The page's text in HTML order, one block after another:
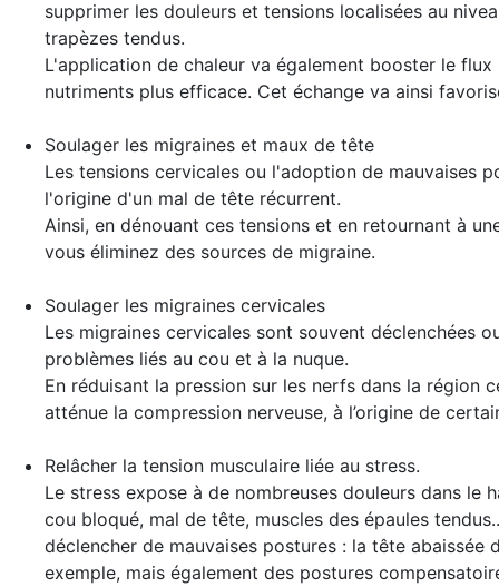
supprimer les douleurs et tensions localisées au
trapèzes tendus.
L'application de chaleur va également booster le
nutriments plus efficace. Cet échange va ainsi
Soulager les migraines et maux de tête
Les tensions cervicales ou l'adoption de mauvaises
l'origine d'un mal de tête récurrent.
Ainsi, en dénouant ces tensions et en retournant à
vous éliminez des sources de migraine.
Soulager les migraines cervicales
Les migraines cervicales sont souvent déclenchées
problèmes liés au cou et à la nuque.
En réduisant la pression sur les nerfs dans la région
atténue la compression nerveuse, à l’origine de
Relâcher la tension musculaire liée au stress.
Le stress expose à de nombreuses douleurs dans le
cou bloqué, mal de tête, muscles des épaules
déclencher de mauvaises postures : la tête abaissée
exemple, mais également des postures